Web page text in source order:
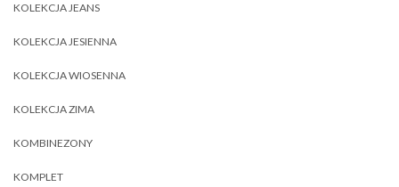
KOLEKCJA JEANS
KOLEKCJA JESIENNA
KOLEKCJA WIOSENNA
KOLEKCJA ZIMA
KOMBINEZONY
KOMPLET